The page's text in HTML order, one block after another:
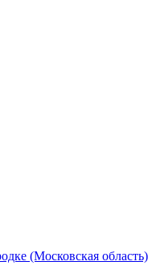
(Московская область)